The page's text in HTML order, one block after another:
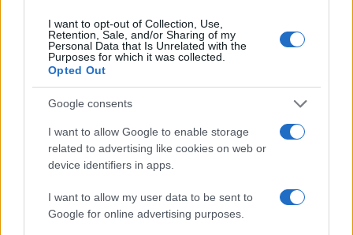
I want to opt-out of Collection, Use,
Retention, Sale, and/or Sharing of my
Personal Data that Is Unrelated with the
Purposes for which it was collected.
Opted Out
Google consents
I want to allow Google to enable storage
related to advertising like cookies on web or
device identifiers in apps.
I want to allow my user data to be sent to
Google for online advertising purposes.